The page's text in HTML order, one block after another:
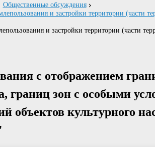
Общественные обсуждения
и застройки территории (части
и застройки территории (части
с отображением
границ зон с особыми
объектов культурного